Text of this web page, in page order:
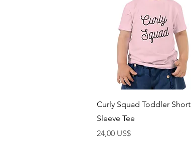
Vista rápida
Curly Squad Toddler Short
Sleeve Tee
Precio
24,00 US$